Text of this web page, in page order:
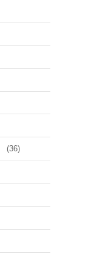
(36)